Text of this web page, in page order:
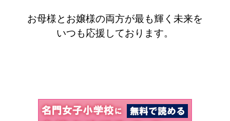
お母様とお嬢様の両方が最も輝く未来を
いつも応援しております。